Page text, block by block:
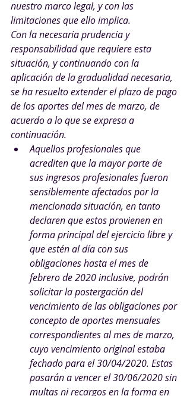
nuestro marco legal, y con las
limitaciones que ello implica.
Con la necesaria prudencia y
responsabilidad que requiere esta
situación, y continuando con la
aplicación de la gradualidad necesaria,
se ha resuelto extender el plazo de pago
de los aportes del mes de marzo, de
acuerdo a lo que se expresa a
continuación.
Aquellos profesionales que
acrediten que la mayor parte de
sus ingresos profesionales fueron
sensiblemente afectados por la
mencionada situación, en tanto
declaren que estos provienen en
forma principal del ejercicio libre y
que estén al día con sus
obligaciones hasta el mes de
febrero de 2020 inclusive, podrán
solicitar la postergación del
vencimiento de las obligaciones por
concepto de aportes mensuales
correspondientes al mes de marzo,
cuyo vencimiento original estaba
fechado para el 30/04/2020. Estas
pasarán a vencer el 30/06/2020 sin
multas ni recargos en la forma en